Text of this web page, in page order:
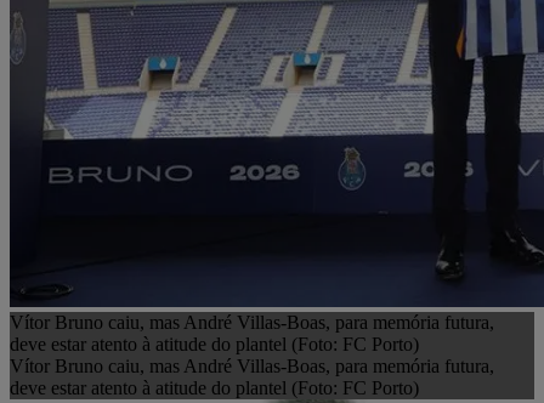
Vítor Bruno caiu, mas André Villas-Boas, para memória futura,
deve estar atento à atitude do plantel (Foto: FC Porto)
Vítor Bruno caiu, mas André Villas-Boas, para memória futura,
deve estar atento à atitude do plantel (Foto: FC Porto)